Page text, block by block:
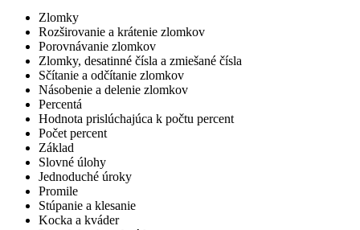
Zlomky
Rozširovanie a krátenie zlomkov
Porovnávanie zlomkov
Zlomky, desatinné čísla a zmiešané čísla
Sčítanie a odčítanie zlomkov
Násobenie a delenie zlomkov
Percentá
Hodnota prislúchajúca k počtu percent
Počet percent
Základ
Slovné úlohy
Jednoduché úroky
Promile
Stúpanie a klesanie
Kocka a kváder